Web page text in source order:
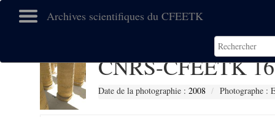
Archives scientifiques du CFEETK
CNRS-CFEETK
Date de la photographie : 2008 Photographe :